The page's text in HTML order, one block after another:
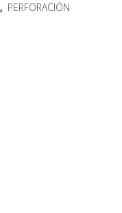
, PERFORACIÓN